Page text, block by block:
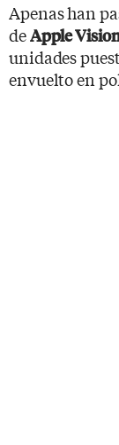
Apenas han
deApple
unidades
envuelto en